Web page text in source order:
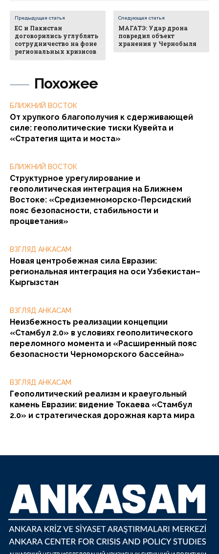
Похожее
БЛИЖНИЙ ВОСТОК
От хрупкого благополучия к сдерживающей
силе: геополитические тиски Кувейта и
«Стратегия щита и моста»
БЛИЖНИЙ ВОСТОК
Структурное урегулирование и
геополитическая интеграция на Ближнем
Востоке: «Средиземноморско-Персидский
пояс безопасности, стабильности и
процветания»
ВЗГЛЯД АНКАСАМ
Новая центробежная сила Евразии:
региональная интеграция на оси Узбекистан–
Кыргызстан
ВЗГЛЯД АНКАСАМ
Неизбежность реализации концепции
«Стамбул 2.0» в условиях геополитического
переломного момента и «Расширенный пояс
безопасности Черноморского бассейна»
ВЗГЛЯД АНКАСАМ
Геополитический реализм и краеугольный
камень Евразии: видение Токаева «Стамбул
2.0» и стратегическая дорожная карта мира
Предыдущая статья
ЕС и Пакистан
договорились углублять
сотрудничество на фоне
региональных кризисов
Следующая статья
МАГАТЭ: Удар дрона
повредил объект
хранения у Чернобыля